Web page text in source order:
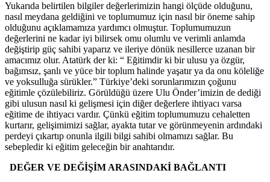
Yukarıda belirtilen bilgiler değerlerimizin hangi ölçüde olduğunu,
nasıl meydana geldiğini ve toplumumuz için nasıl bir öneme sahip
olduğunu açıklamamıza yardımcı olmuştur. Toplumumuzun
değerlerini ne kadar iyi bilirsek omu olumlu ve verimli anlamda
değiştirip güç sahibi yaparız ve ileriye dönük nesillerce uzanan bir
amacımız olur. Atatürk der ki: “ Eğitimdir ki bir ulusu ya özgür,
bağımsız, şanlı ve yüce bir toplum halinde yaşatır ya da onu köleliğe
ve yoksulluğa sürükler.” Türkiye’deki sorunlarımızın çoğunu
eğitimle çözülebiliriz. Görüldüğü üzere Ulu Önder’imizin de dediği
gibi ulusun nasıl ki gelişmesi için diğer değerlere ihtiyacı varsa
eğitime de ihtiyacı vardır. Çünkü eğitim toplumumuzu cehaletten
kurtarır, gelişimimizi sağlar, ayakta tutar ve görünmeyenin ardındaki
perdeyi çıkartıp onunla ilgili bilgi sahibi olmamızı sağlar. Bu
sebepledir ki eğitim geleceğin bir anahtarıdır.
DEĞER VE DEĞİŞİM ARASINDAKİ BAĞLANTI